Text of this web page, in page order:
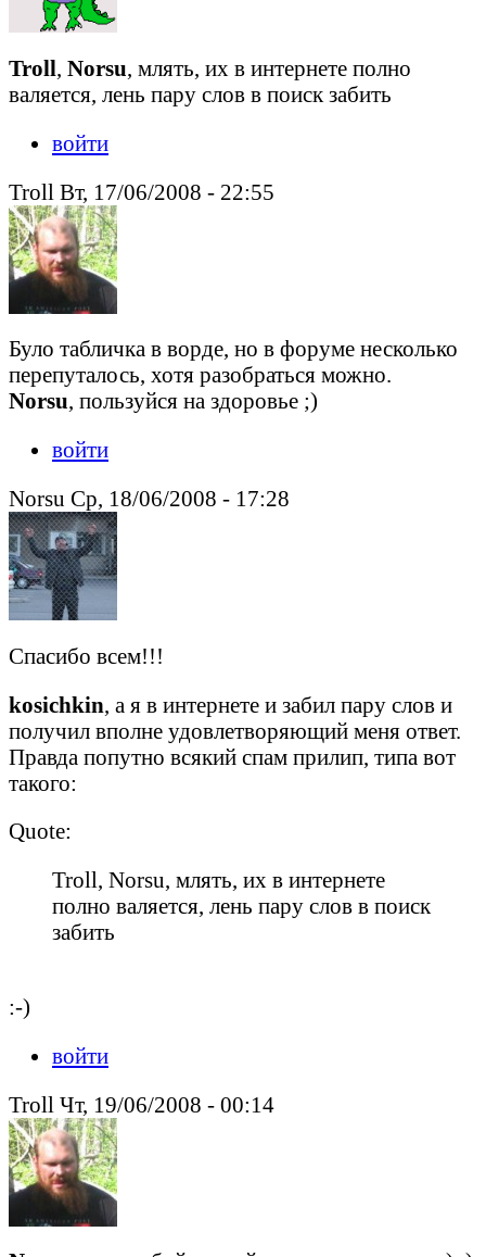
Troll, Norsu, млять, их в интернете полно
валяется, лень пару слов в поиск забить
войти
Troll Вт, 17/06/2008 - 22:55
Було табличка в ворде, но в форуме несколько
перепуталось, хотя разобраться можно.
Norsu, пользуйся на здоровье ;)
войти
Norsu Ср, 18/06/2008 - 17:28
Спасибо всем!!!
kosichkin , а я в интернете и забил пару слов и
получил вполне удовлетворяющий меня ответ.
Правда попутно всякий спам прилип, типа вот
такого:
Quote:
Troll, Norsu, млять, их в интернете
полно валяется, лень пару слов в поиск
забить
:-)
войти
Troll Чт, 19/06/2008 - 00:14